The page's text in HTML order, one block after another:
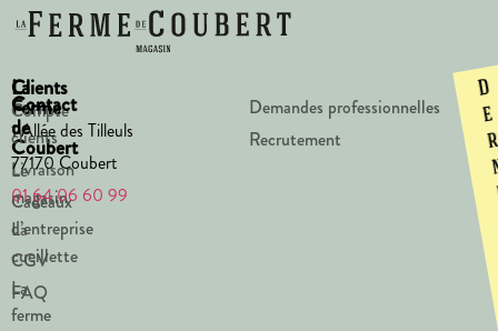
La
Ferme
de
Coubert
Le
magasin
La
cueillette
La
ferme
Clients
Compte
clients
Livraison
Cadeaux
d’entreprise
CGV
FAQ
Contact
1 Allée des Tilleuls
77170 Coubert
01 64 06 60 99
Demandes professionnelles
Recrutement
D
e